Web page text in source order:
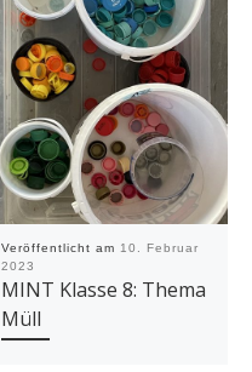
Veröffentlicht am 10. Februar
2023
MINT Klasse 8: Thema
Müll